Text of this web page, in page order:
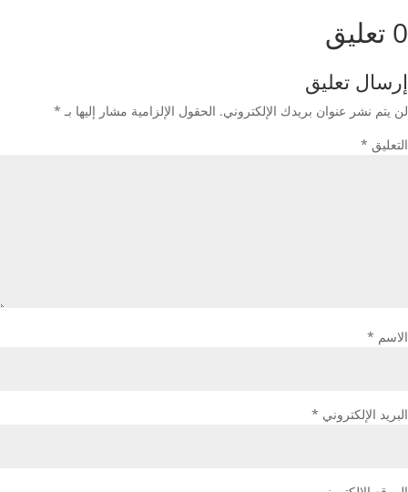
0 تعليق
إرسال تعليق
لن يتم نشر عنوان بريدك الإلكتروني. الحقول الإلزامية مشار إليها بـ *
التعليق *
الاسم *
البريد الإلكتروني *